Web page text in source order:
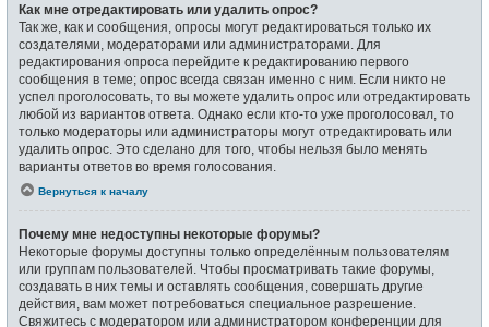
Как мне отредактировать или удалить опрос?
Так же, как и сообщения, опросы могут редактироваться только их
создателями, модераторами или администраторами. Для
редактирования опроса перейдите к редактированию первого
сообщения в теме; опрос всегда связан именно с ним. Если никто не
успел проголосовать, то вы можете удалить опрос или отредактировать
любой из вариантов ответа. Однако если кто-то уже проголосовал, то
только модераторы или администраторы могут отредактировать или
удалить опрос. Это сделано для того, чтобы нельзя было менять
варианты ответов во время голосования.
Вернуться к началу
Почему мне недоступны некоторые форумы?
Некоторые форумы доступны только определённым пользователям
или группам пользователей. Чтобы просматривать такие форумы,
создавать в них темы и оставлять сообщения, совершать другие
действия, вам может потребоваться специальное разрешение.
Свяжитесь с модератором или администратором конференции для